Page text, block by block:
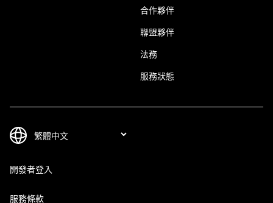
合作夥伴
聯盟夥伴
法務
服務狀態
開發者登入
服務條款